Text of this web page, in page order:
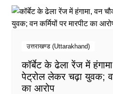
उत्तराखण्ड (Uttarakhand)
कॉर्बेट के ढेला रेंज में
पेट्रोल लेकर चढ़ा युवक; वन
का आरोप